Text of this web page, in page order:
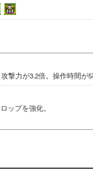
撃力が3.2倍。操作時間が5
ップを強化。